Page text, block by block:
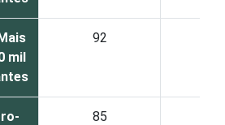
mil
92
85